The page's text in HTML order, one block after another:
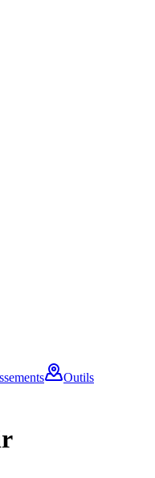
Outils